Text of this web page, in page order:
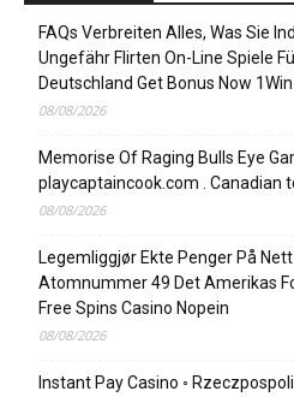
FAQs Verbreiten Alles, Was Sie
Ungefähr Flirten On-Line Spiele
Deutschland Get Bonus Now 1Win
08/08/2026
Memorise Of Raging Bulls Eye
playcaptaincook.com . Canadian
08/08/2026
Legemliggjør Ekte Penger På
Atomnummer 49 Det Amerikas
Free Spins Casino Nopein
08/08/2026
Instant Pay Casino ◦